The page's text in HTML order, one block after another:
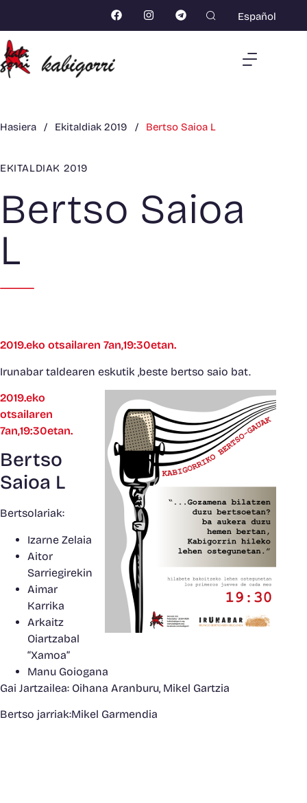
Español
Hasiera / Ekitaldiak 2019 / Bertso Saioa L
EKITALDIAK 2019
Bertso Saioa
L
2019.eko otsailaren 7an,19:30etan.
Irunabar taldearen eskutik ,beste bertso saio bat.
2019.eko
otsailaren
7an,19:30etan.
Bertso
Saioa L
Bertsolariak:
Izarne Zelaia
Aitor
Sarriegirekin
Aimar
Karrika
Arkaitz
Oiartzabal
“Xamoa”
Manu Goiogana
Gai Jartzailea: Oihana Aranburu, Mikel Gartzia
Bertso jarriak:Mikel Garmendia